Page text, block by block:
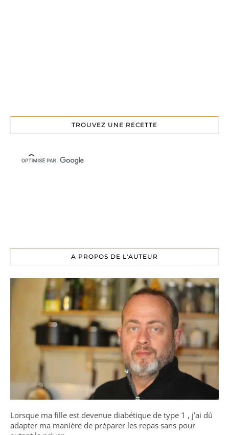
TROUVEZ UNE RECETTE
A PROPOS DE L'AUTEUR
Lorsque ma fille est devenue diabétique de type 1 , j’ai dû
adapter ma manière de préparer les repas sans pour